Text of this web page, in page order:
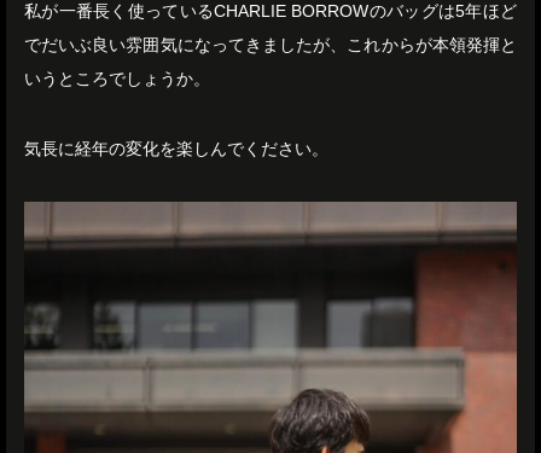
私が一番長く使っているCHARLIE BORROWのバッグは5年ほど
でだいぶ良い雰囲気になってきましたが、これからが本領発揮と
いうところでしょうか。
気長に経年の変化を楽しんでください。